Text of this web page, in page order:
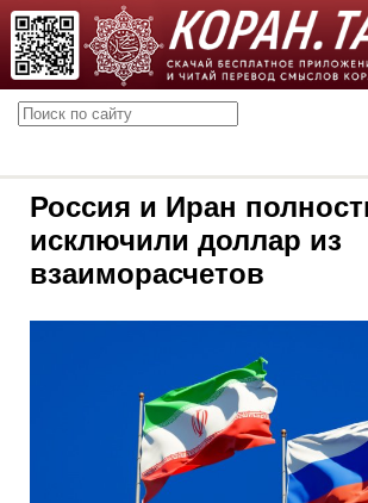
Россия и Иран
исключили доллар из
взаиморасчетов